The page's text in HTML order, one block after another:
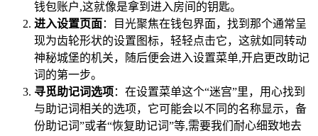
钱包账户,这就像是拿到进入房间的钥匙。
进入设置页面：目光聚焦在钱包界面，找到那个通常呈
现为齿轮形状的设置图标，轻轻点击它，这就如同转动
神秘城堡的机关，随后便会进入设置菜单,开启更改助记
词的第一步。
寻觅助记词选项：在设置菜单这个“迷宫”里，用心找到
与助记词相关的选项，它可能会以不同的名称显示，备
份助记词”或者“恢复助记词”等,需要我们耐心细致地去